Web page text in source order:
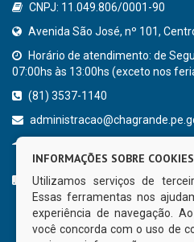
CNPJ: 11.049.806/0001-90
Avenida São José, nº 101,
Horário de atendimento: de
07:00hs às 13:00hs (exceto nos
(81) 3537-1140
CURTA NOSSA FAN
INFORMAÇÕES SOBRE COOKIES
Utilizamos serviços de
Essas ferramentas nos
experiência de navegação.
você concorda com o uso de